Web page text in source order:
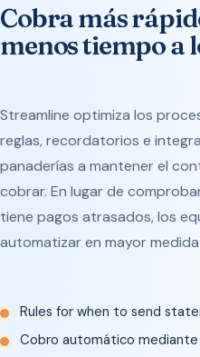
Cobra más
menos tiempo a
Streamline optimiza los
reglas, recordatorios e
panaderías a mantener el
cobrar. En lugar de
tiene pagos atrasados, los
automatizar en mayor
Rules for when to send
Cobro automático